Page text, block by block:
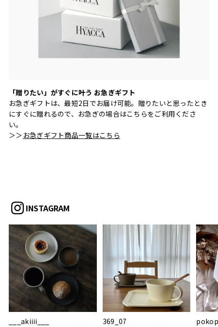
「贈りたい」がすぐに叶う お急ぎギフト
お急ぎギフトは、最短2日でお届け可能。贈りたいと思ったとき
にすぐに贈れるので、お急ぎの場合はこちらをご利用くださ
い。
＞＞ お急ぎギフト商品一覧はこちら
INSTAGRAM
___akiiii___
369_07